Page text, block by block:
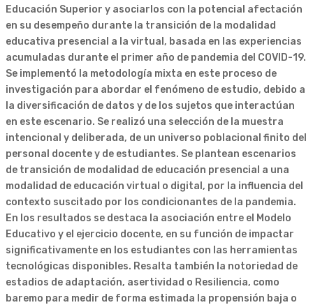
Educación Superior y asociarlos con la potencial afectación
en su desempeño durante la transición de la modalidad
educativa presencial a la virtual, basada en las experiencias
acumuladas durante el primer año de pandemia del COVID-19.
Se implementó la metodología mixta en este proceso de
investigación para abordar el fenómeno de estudio, debido a
la diversificación de datos y de los sujetos que interactúan
en este escenario. Se realizó una selección de la muestra
intencional y deliberada, de un universo poblacional finito del
personal docente y de estudiantes. Se plantean escenarios
de transición de modalidad de educación presencial a una
modalidad de educación virtual o digital, por la influencia del
contexto suscitado por los condicionantes de la pandemia.
En los resultados se destaca la asociación entre el Modelo
Educativo y el ejercicio docente, en su función de impactar
significativamente en los estudiantes con las herramientas
tecnológicas disponibles. Resalta también la notoriedad de
estadios de adaptación, asertividad o Resiliencia, como
baremo para medir de forma estimada la propensión baja o